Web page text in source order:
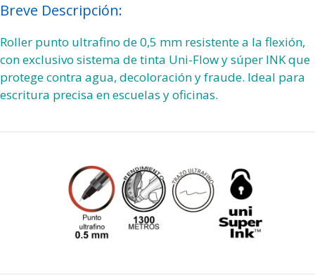
Breve Descripción:
Roller punto ultrafino de 0,5 mm resistente a la flexión,
con exclusivo sistema de tinta Uni-Flow y súper INK que
protege contra agua, decoloración y fraude. Ideal para
escritura precisa en escuelas y oficinas.